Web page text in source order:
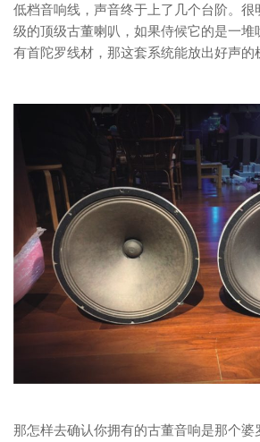
低档音响线，声音终于上了几个台阶。很
级的顶级古董喇叭，如果侍候它的是一堆
有首陀罗线材，那这套系统能放出好声的
那怎样去确认你拥有的古董音响是那个婆